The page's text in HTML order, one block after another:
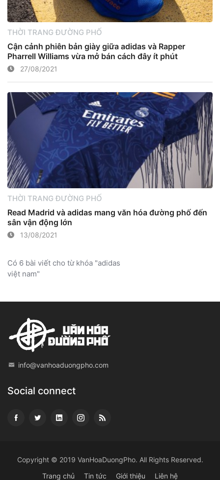
THỜI TRANG ĐƯỜNG PHỐ
Cận cảnh phiên bản giày giữa adidas và Rapper
Pharrell Williams vừa mở bán cách đây ít phút
27/08/2021
THỜI TRANG ĐƯỜNG PHỐ
Read Madrid và adidas mang văn hóa đường phố đến
sân vận động lớn
13/08/2021
Có 6 bài viết cho từ khóa "adidas
việt nam"
info@vanhoaduongpho.com
Social connect
Copyright © 2019 VanHoaDuongPho. All Rights Reserved.
Trang chủ
Tin tức Giới thiệu Liên hệ